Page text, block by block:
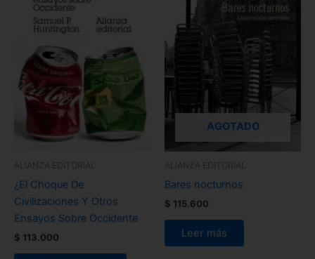
ALIANZA EDITORIAL
¿El Choque De
Civilizaciones Y Otros
Ensayos Sobre Occidente
$ 113.000
AGOTADO
ALIANZA EDITORIAL
Bares nocturnos
$ 115.600
Leer más